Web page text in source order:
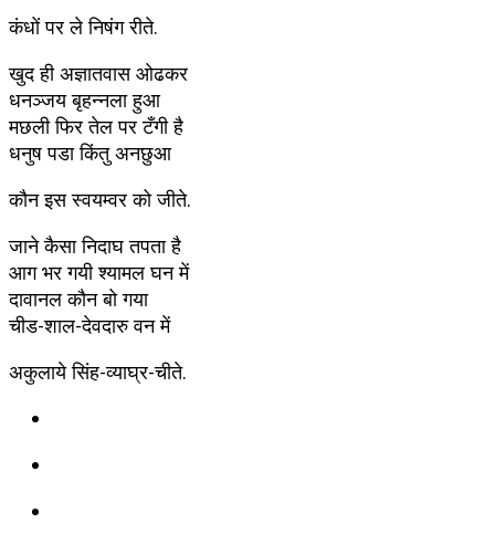
कंधों पर ले निषंग रीते.
खुद ही अज्ञातवास ओढकर
धनञ्जय बृहन्नला हुआ
मछली फिर तेल पर टँगी है
धनुष पडा किंतु अनछुआ
कौन इस स्वयम्वर को जीते.
जाने कैसा निदाघ तपता है
आग भर गयी श्यामल घन में
दावानल कौन बो गया
चीड-शाल-देवदारु वन में
अकुलाये सिंह-व्याघ्र-चीते.